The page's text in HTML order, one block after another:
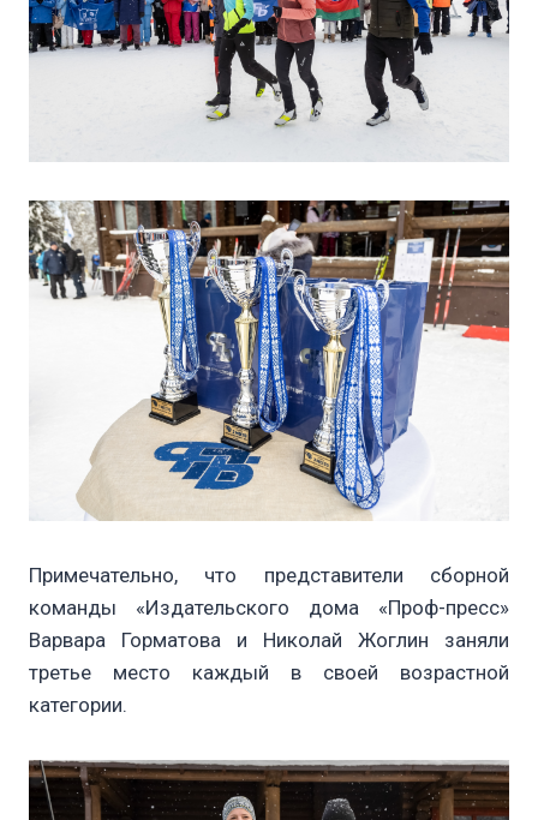
Примечательно, что представители сборной
команды «Издательского дома «Проф-пресс»
Варвара Горматова и Николай Жоглин заняли
третье место каждый в своей возрастной
категории.